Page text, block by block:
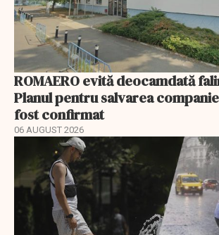
ROMAERO evită deocamdată
Planul pentru salvarea
fost confirmat
06 AUGUST 2026